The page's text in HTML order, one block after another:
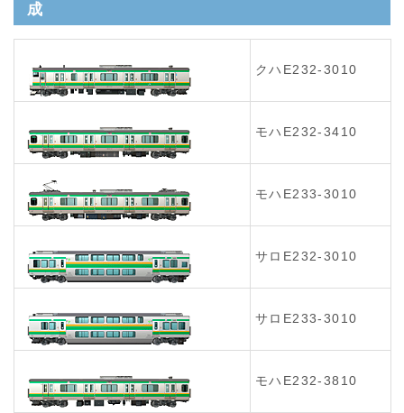
成
クハE232-3010
モハE232-3410
モハE233-3010
サロE232-3010
サロE233-3010
モハE232-3810